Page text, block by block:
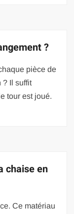
?
pièce de
? Il suffit
tour est joué.
chaise en
Ce matériau